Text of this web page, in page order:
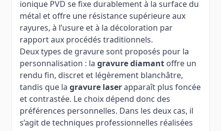
ionique PVD se fixe durablement à la surface du
métal et offre une résistance supérieure aux
rayures, à l’usure et à la décoloration par
rapport aux procédés traditionnels.
Deux types de gravure sont proposés pour la
personnalisation : la gravure diamant offre un
rendu fin, discret et légèrement blanchâtre,
tandis que la gravure laserapparaît plus foncée
et contrastée. Le choix dépend donc des
préférences personnelles. Dans les deux cas, il
s’agit de techniques professionnelles réalisées